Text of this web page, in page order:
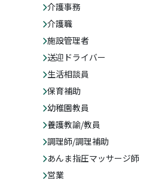
介護事務
介護職
施設管理者
送迎ドライバー
生活相談員
保育補助
幼稚園教員
養護教諭/教員
調理師/調理補助
あんま指圧マッサージ師
営業